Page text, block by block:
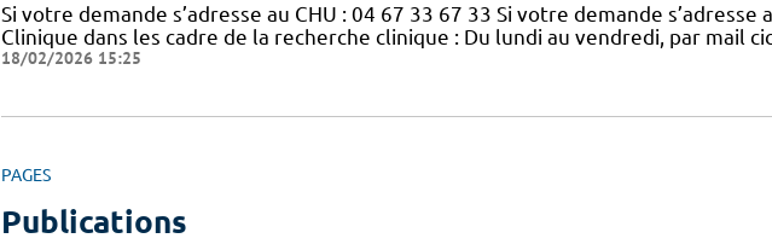
Si votre demande s’adresse au CHU : 04 67 33 67 33 Si votre demande s’adresse
Clinique dans les cadre de la recherche clinique : Du lundi au vendredi, par mail
18/02/2026 15:25
PAGES
Publications